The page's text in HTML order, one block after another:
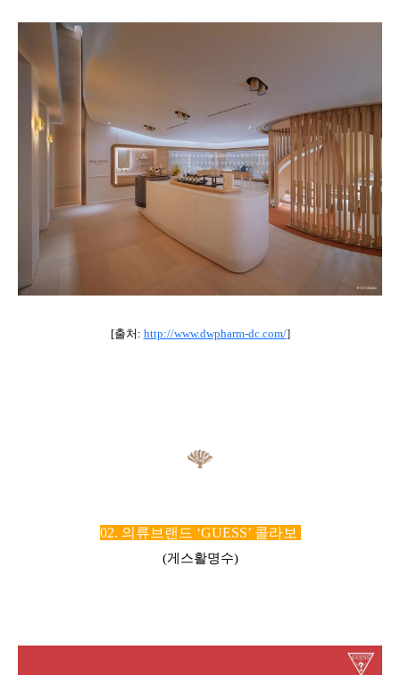
[출처: http://www.dwpharm-dc.com/]
02. 의류브랜드 ‘GUESS’ 콜라보
(게스활명수)